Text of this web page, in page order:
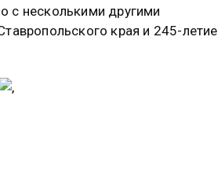
с несколькими другими
края и 245-летие